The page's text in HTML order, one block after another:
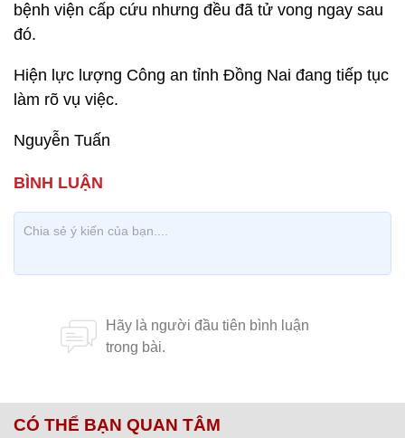
bệnh viện cấp cứu nhưng đều đã tử vong ngay sau
đó.
Hiện lực lượng Công an tỉnh Đồng Nai đang tiếp tục
làm rõ vụ việc.
Nguyễn Tuấn
CÓ THỂ BẠN QUAN TÂM